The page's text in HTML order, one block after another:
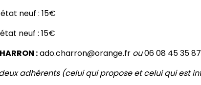
neuf : 15€
neuf : 15€
:ado.charron@orange.fr ou06 08 45 35 87
adhérents (celui qui propose et celui qui est